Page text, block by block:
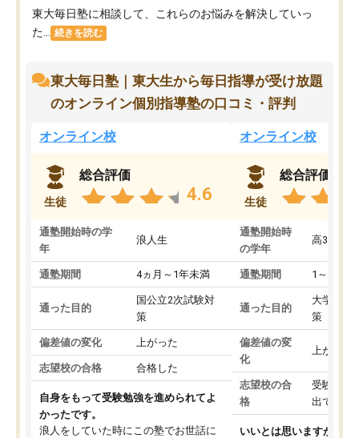
東大毎日塾に相談して、これらのお悩みを解決していっ
た...
続きを読む
東大毎日塾｜東大生から毎日指導が受け放題
のオンライン個別指導塾の口コミ・評判
オンライン校
生徒
総合評価
4.6
通塾開始時の学
年
浪人生
通塾期間 4ヵ月～1年未満
通った目的
国公立2次試験対
策
偏差値の変化 上がった
志望校の合格 合格した
自身をもって受験勉強を進められてよ
かったです。
浪人をしていた時にこの塾でお世話に
オンライン校
生徒
総合評価
通塾開始時
の学年
高3
通塾期間 1～3ヵ月
通った目的
大学入学
策
偏差値の変
化
上がった
志望校の合
格
受験して
出ていな
いいとは思いますが、料